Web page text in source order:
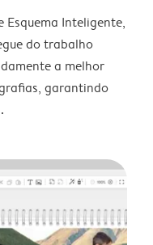
Esquema Inteligente,
do trabalho
a melhor
garantindo